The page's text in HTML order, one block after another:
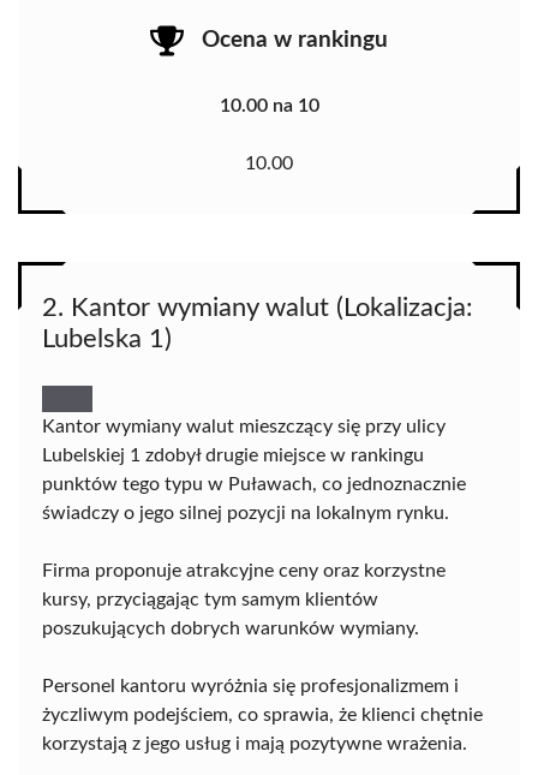
Ocena w rankingu
10.00 na 10
10.00
2. Kantor wymiany walut (Lokalizacja:
Lubelska 1)
Kantor wymiany walut mieszczący się przy ulicy
Lubelskiej 1 zdobył drugie miejsce w rankingu
punktów tego typu w Puławach, co jednoznacznie
świadczy o jego silnej pozycji na lokalnym rynku.
Firma proponuje atrakcyjne ceny oraz korzystne
kursy, przyciągając tym samym klientów
poszukujących dobrych warunków wymiany.
Personel kantoru wyróżnia się profesjonalizmem i
życzliwym podejściem, co sprawia, że klienci chętnie
korzystają z jego usług i mają pozytywne wrażenia.